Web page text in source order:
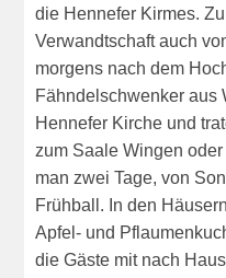
die Hennefer Kirmes.
Verwandtschaft auch
morgens nach dem
Fähndelschwenker aus
Hennefer Kirche und
zum Saale Wingen
man zwei Tage, von
Frühball. In den
Apfel- und
die Gäste mit nach